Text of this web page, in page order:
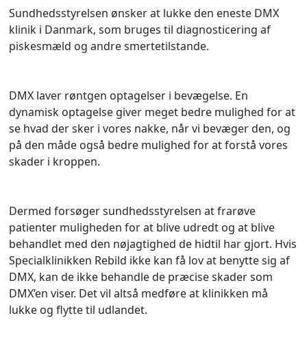
Sundhedsstyrelsen ønsker at lukke den eneste DMX
klinik i Danmark, som bruges til diagnosticering af
piskesmæld og andre smertetilstande.
DMX laver røntgen optagelser i bevægelse. En
dynamisk optagelse giver meget bedre mulighed for at
se hvad der sker i vores nakke, når vi bevæger den, og
på den måde også bedre mulighed for at forstå vores
skader i kroppen.
Dermed forsøger sundhedsstyrelsen at frarøve
patienter muligheden for at blive udredt og at blive
behandlet med den nøjagtighed de hidtil har gjort. Hvis
Specialklinikken Rebild ikke kan få lov at benytte sig af
DMX, kan de ikke behandle de præcise skader som
DMX’en viser. Det vil altså medføre at klinikken må
lukke og flytte til udlandet.